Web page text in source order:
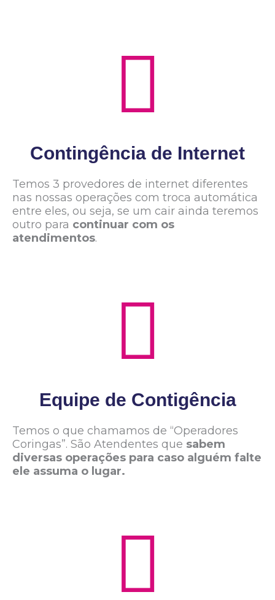
Contingência de Internet
Temos 3 provedores de internet diferentes
nas nossas operações com troca automática
entre eles, ou seja, se um cair ainda teremos
outro para continuar com os
atendimentos.
Equipe de Contigência
Temos o que chamamos de “Operadores
Coringas”. São Atendentes que sabem
diversas operações para caso alguém falte
ele assuma o lugar.